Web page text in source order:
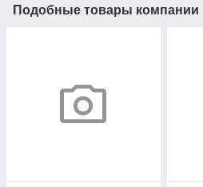
Подобные товары компании